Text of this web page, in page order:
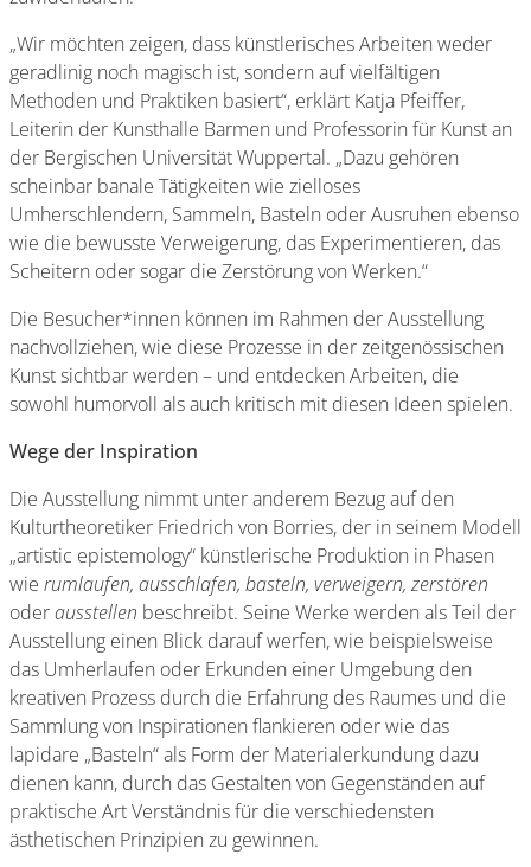
„Wir möchten zeigen, dass künstlerisches Arbeiten weder
geradlinig noch magisch ist, sondern auf vielfältigen
Methoden und Praktiken basiert“, erklärt Katja Pfeiffer,
Leiterin der Kunsthalle Barmen und Professorin für Kunst an
der Bergischen Universität Wuppertal. „Dazu gehören
scheinbar banale Tätigkeiten wie zielloses
Umherschlendern, Sammeln, Basteln oder Ausruhen ebenso
wie die bewusste Verweigerung, das Experimentieren, das
Scheitern oder sogar die Zerstörung von Werken.“
Die Besucher*innen können im Rahmen der Ausstellung
nachvollziehen, wie diese Prozesse in der zeitgenössischen
Kunst sichtbar werden – und entdecken Arbeiten, die
sowohl humorvoll als auch kritisch mit diesen Ideen spielen.
Wege der Inspiration
Die Ausstellung nimmt unter anderem Bezug auf den
Kulturtheoretiker Friedrich von Borries, der in seinem Modell
„artistic epistemology“ künstlerische Produktion in Phasen
wie rumlaufen, ausschlafen, basteln, verweigern, zerstören
oderausstellen beschreibt. Seine Werke werden als Teil der
Ausstellung einen Blick darauf werfen, wie beispielsweise
das Umherlaufen oder Erkunden einer Umgebung den
kreativen Prozess durch die Erfahrung des Raumes und die
Sammlung von Inspirationen flankieren oder wie das
lapidare „Basteln“ als Form der Materialerkundung dazu
dienen kann, durch das Gestalten von Gegenständen auf
praktische Art Verständnis für die verschiedensten
ästhetischen Prinzipien zu gewinnen.